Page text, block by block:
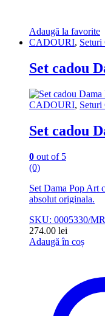
Adaugă la favorite
CADOURI, Seturi
Set cadou
CADOURI, Seturi
Set cadou
0 out of 5
(0)
Set Dama Pop Art
absolut originala.
SKU: 0005330/MR
274.00 lei
Adaugă în coș